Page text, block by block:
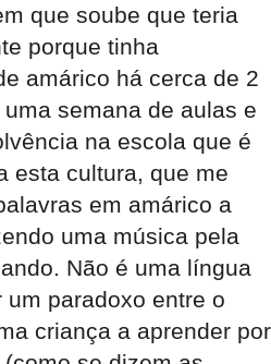
que soube que teria
porque tinha
amárico há cerca de 2
semana de aulas e
na escola que é
esta cultura, que me
em amárico a
uma música pela
Não é uma língua
paradoxo entre o
criança a aprender por